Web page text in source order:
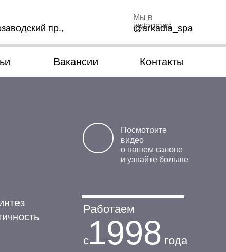
пр.,
Мы в
instagram:
@arkadia_spa
Вакансии Контакты
Посмотрите
видео
о нашем салоне
и узнайте больше
Работаем
с1998 года